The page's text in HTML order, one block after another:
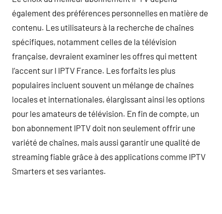
également des préférences personnelles en matière de
contenu. Les utilisateurs à la recherche de chaînes
spécifiques, notamment celles de la télévision
française, devraient examiner les offres qui mettent
l’accent sur l IPTV France. Les forfaits les plus
populaires incluent souvent un mélange de chaînes
locales et internationales, élargissant ainsi les options
pour les amateurs de télévision. En fin de compte, un
bon abonnement IPTV doit non seulement offrir une
variété de chaînes, mais aussi garantir une qualité de
streaming fiable grâce à des applications comme IPTV
Smarters et ses variantes.